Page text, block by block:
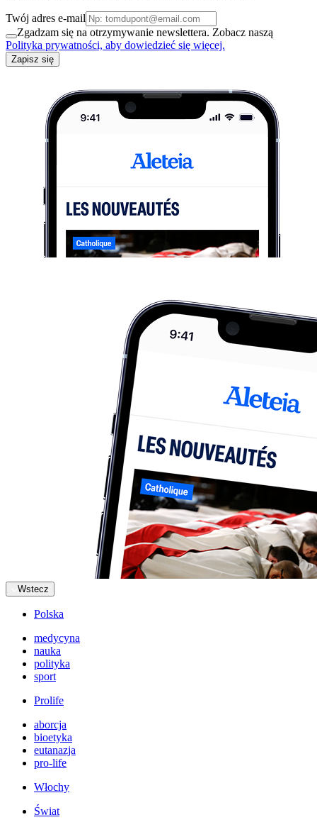
Twój adres e-mail
Zgadzam się na otrzymywanie newslettera. Zobacz naszą
Polityka prywatności, aby dowiedzieć się więcej.
Zapisz się
Wstecz
Polska
medycyna
nauka
polityka
sport
Prolife
aborcja
bioetyka
eutanazja
pro-life
Włochy
Świat